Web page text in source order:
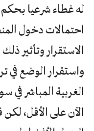
له غطاء شرعيا
احتمالات دخول
الاستقرار وتأثير
واستقرار الوضع في
الغربية المباشر
الآن على الأقل، لكن